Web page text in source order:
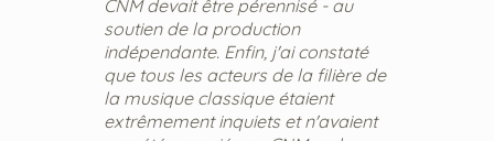
CNM devait être pérennisé - au
soutien de la production
indépendante. Enfin, j'ai constaté
que tous les acteurs de la filière de
la musique classique étaient
extrêmement inquiets et n'avaient